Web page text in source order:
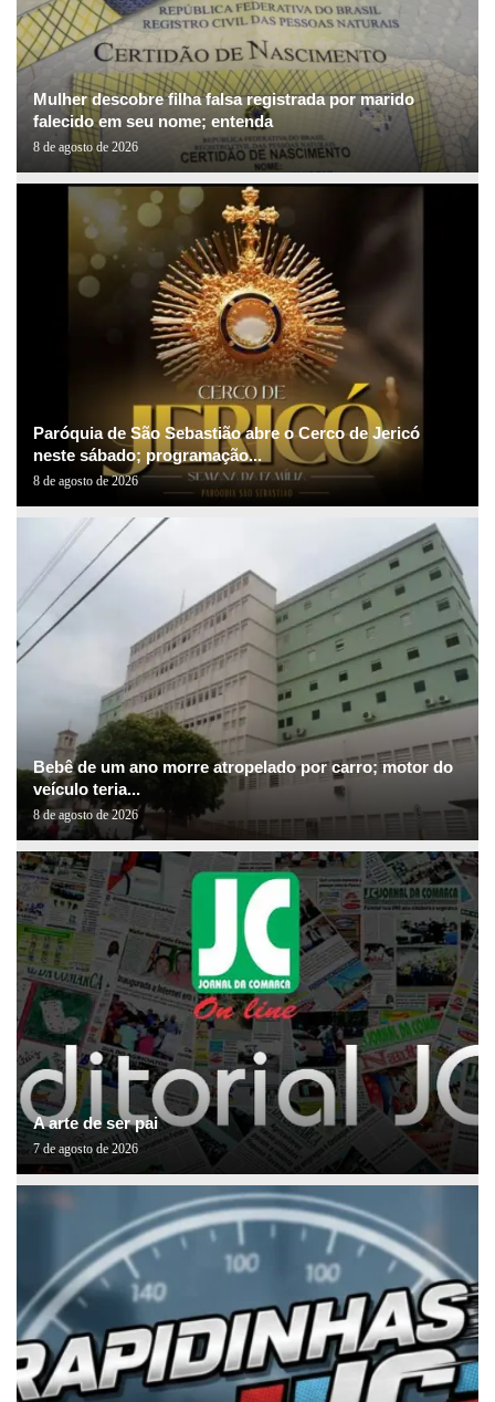
Mulher descobre filha falsa registrada por marido
falecido em seu nome; entenda
8 de agosto de 2026
Paróquia de São Sebastião abre o Cerco de Jericó
neste sábado; programação...
8 de agosto de 2026
Bebê de um ano morre atropelado por carro; motor do
veículo teria...
8 de agosto de 2026
A arte de ser pai
7 de agosto de 2026